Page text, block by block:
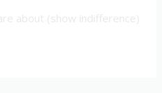
about (show indifference)